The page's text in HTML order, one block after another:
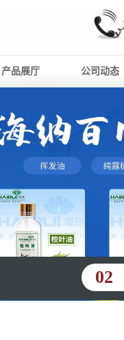
产品展厅 公司动态
02